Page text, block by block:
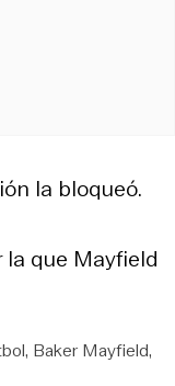
la bloqueó.
la que Mayfield
Baker Mayfield